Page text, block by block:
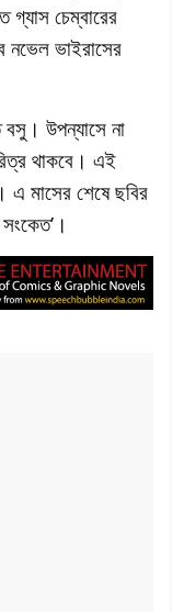
গ্যাস চেম্বারের
ভাইরাসের
বসু। উপন্যাসে না
থাকবে। এই
এ মাসের শেষে ছবির